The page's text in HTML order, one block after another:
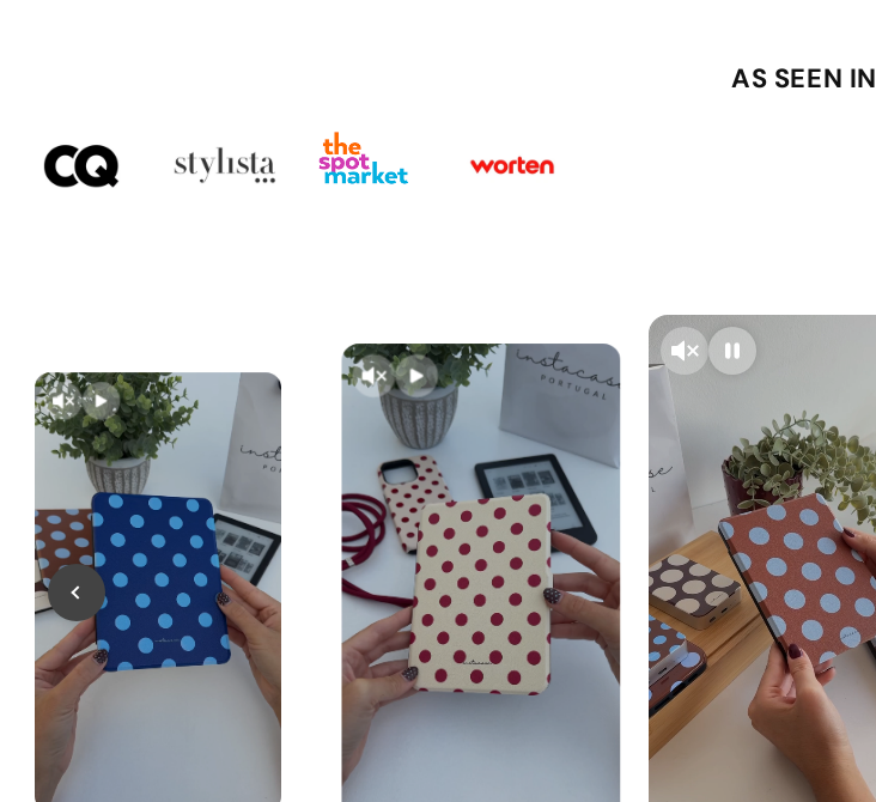
AS SEEN IN